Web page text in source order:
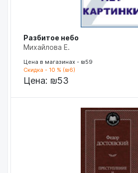
Разбитое небо
Михайлова Е.
Цена в магазинах - ₪59
Скидка - 10 % (₪6)
Цена: ₪53